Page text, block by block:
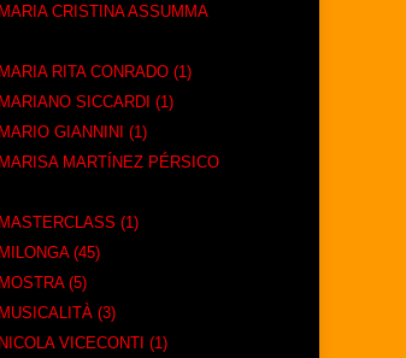
MARIA CRISTINA ASSUMMA
MARIA RITA CONRADO (1)
MARIANO SICCARDI (1)
MARIO GIANNINI (1)
MARISA MARTÍNEZ PÉRSICO
MASTERCLASS (1)
MILONGA (45)
MOSTRA (5)
MUSICALITÀ (3)
NICOLA VICECONTI (1)